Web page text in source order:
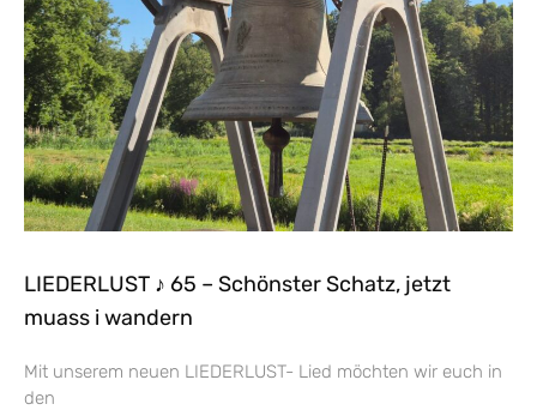
LIEDERLUST ♪ 65 – Schönster Schatz, jetzt
muass i wandern
Mit unserem neuen LIEDERLUST- Lied möchten wir euch in
den